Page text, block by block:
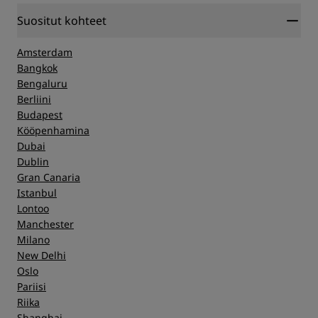
Suositut kohteet
Amsterdam
Bangkok
Bengaluru
Berliini
Budapest
Kööpenhamina
Dubai
Dublin
Gran Canaria
Istanbul
Lontoo
Manchester
Milano
New Delhi
Oslo
Pariisi
Riika